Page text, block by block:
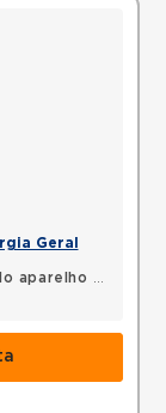
Geral
digestivo